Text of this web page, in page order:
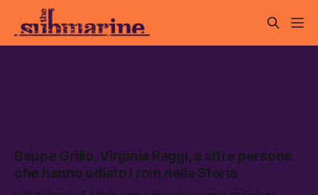
Beppe Grillo, Virginia Raggi, e altre persone
che hanno odiato i rom nella Storia